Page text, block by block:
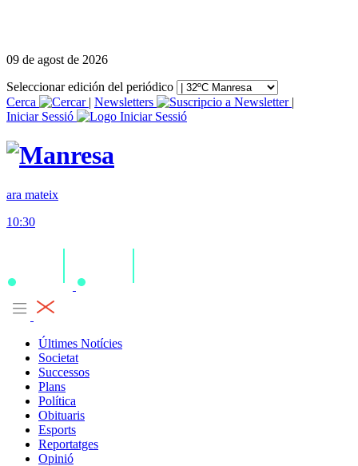
09 de agost de 2026
Seleccionar edición del periódico
Cerca
| Newsletters
|
Iniciar Sessió
ara mateix
10:30
Últimes Notícies
Societat
Successos
Plans
Política
Obituaris
Esports
Reportatges
Opinió